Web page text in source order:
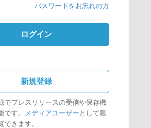
パスワードをお忘れの方
ログイン
新規登録
でプレスリリースの受信や保存機
です。
メディアユーザーとして限
できます。